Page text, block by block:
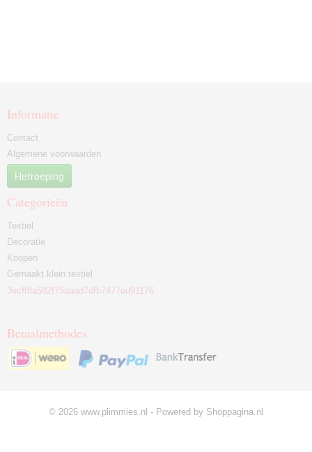
Informatie
Contact
Algemene voorwaarden
Herroeping
Categorieën
Textiel
Decoratie
Knopen
Gemaakt klein textiel
3ecff8a582f75daad7dfb7477ed91176
Betaalmethodes
© 2026 www.plimmies.nl - Powered by Shoppagina.nl